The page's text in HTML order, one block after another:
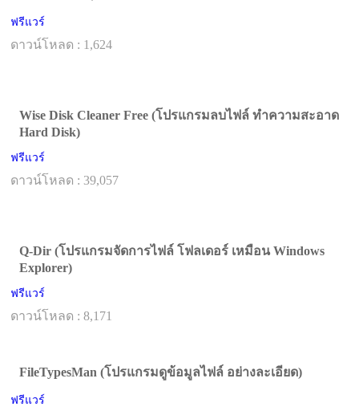
ฟรีแวร์
ดาวน์โหลด : 1,624
Wise Disk Cleaner Free (โปรแกรมลบไฟล์ ทำความสะอาด
Hard Disk)
ฟรีแวร์
ดาวน์โหลด : 39,057
Q-Dir (โปรแกรมจัดการไฟล์ โฟลเดอร์ เหมือน Windows
Explorer)
ฟรีแวร์
ดาวน์โหลด : 8,171
FileTypesMan (โปรแกรมดูข้อมูลไฟล์ อย่างละเอียด)
ฟรีแวร์